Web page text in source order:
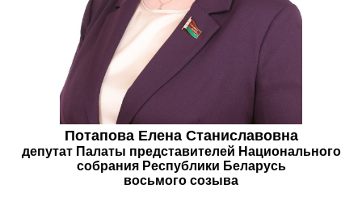
Потапова Елена Станиславовна
депутат Палаты представителей Национального
собрания Республики Беларусь
восьмого созыва